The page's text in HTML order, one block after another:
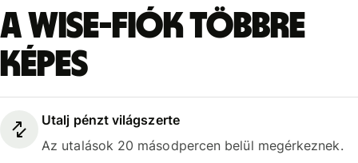
A Wise-fiók többre
képes
Utalj pénzt világszerte
Az utalások 20 másodpercen belül megérkeznek.